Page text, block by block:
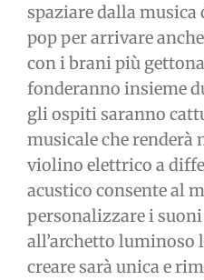
spaziare dalla musica
pop per arrivare
con i brani più
fonderanno insieme
gli ospiti saranno
musicale che renderà
violino elettrico a
acustico consente al
personalizzare i
all’archetto luminoso
creare sarà unica e